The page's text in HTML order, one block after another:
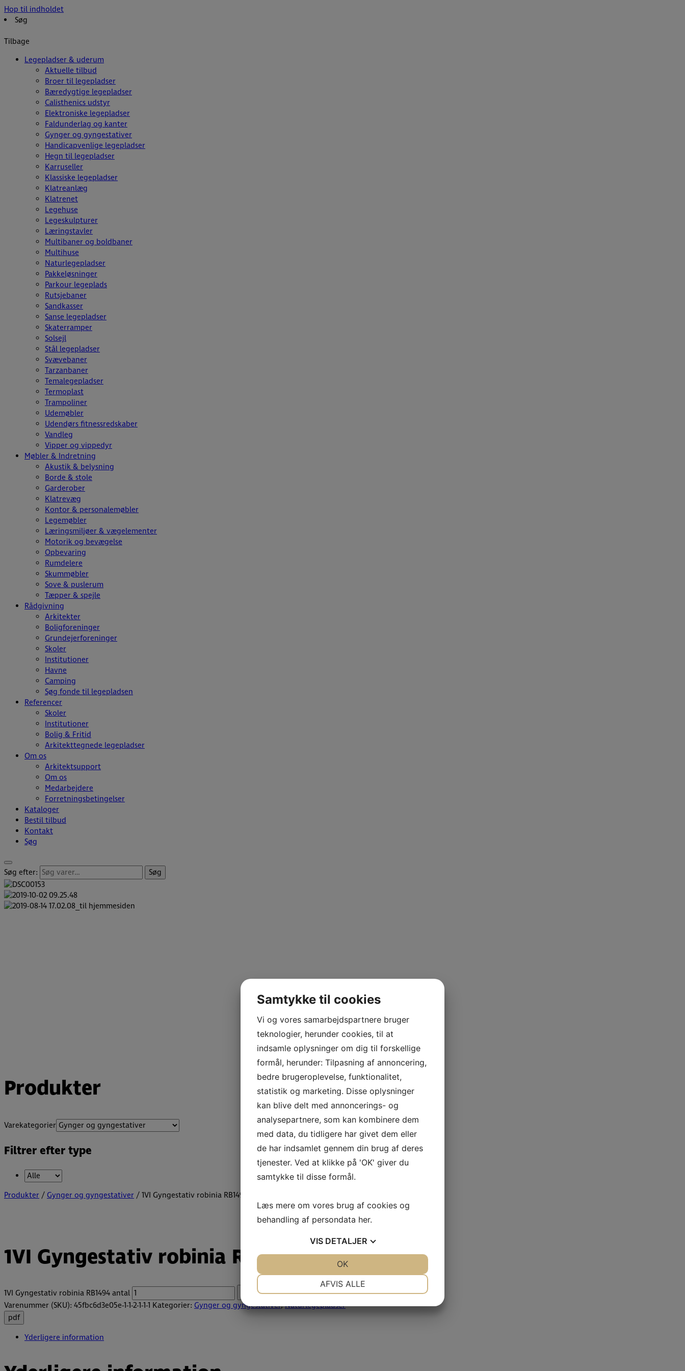
Hop til indholdet
Søg
Tilbage
Legepladser & uderum
Aktuelle tilbud
Broer til legepladser
Bæredygtige legepladser
Calisthenics udstyr
Elektroniske legepladser
Faldunderlag og kanter
Gynger og gyngestativer
Handicapvenlige legepladser
Hegn til legepladser
Karruseller
Klassiske legepladser
Klatreanlæg
Klatrenet
Legehuse
Legeskulpturer
Læringstavler
Multibaner og boldbaner
Multihuse
Naturlegepladser
Pakkeløsninger
Parkour legeplads
Rutsjebaner
Sandkasser
Sanse legepladser
Skaterramper
Solsejl
Stål legepladser
Svævebaner
Tarzanbaner
Temalegepladser
Termoplast
Trampoliner
Udemøbler
Udendørs fitnessredskaber
Vandleg
Vipper og vippedyr
Møbler & Indretning
Akustik & belysning
Borde & stole
Garderober
Klatrevæg
Kontor & personalemøbler
Legemøbler
Læringsmiljøer & vægelementer
Motorik og bevægelse
Opbevaring
Rumdelere
Skummøbler
Sove & puslerum
Tæpper & spejle
Rådgivning
Arkitekter
Boligforeninger
Grundejerforeninger
Skoler
Institutioner
Havne
Camping
Søg fonde til legepladsen
Referencer
Skoler
Institutioner
Bolig & Fritid
Arkitekttegnede legepladser
Om os
Arkitektsupport
Om os
Medarbejdere
Forretningsbetingelser
Kataloger
Bestil tilbud
Kontakt
Søg
Søg efter: Søg
Produkter
Varekategorier
Filtrer efter type
Produkter/Gynger og gyngestativer/ 1VI Gyngestativ robinia RB1494
1VI Gyngestativ robinia RB1494
1VI Gyngestativ robinia RB1494 antal
Tilføj til tilbudsliste
Varenummer (SKU): 45fbc6d3e05e-1-1-2-1-1-1 Kategorier: Gynger og gyngestativer,Naturlegepladser
pdf
Yderligere information
Samtykke til cookies
Vi og vores samarbejdspartnere bruger
teknologier, herunder cookies, til at
indsamle oplysninger om dig til forskellige
formål, herunder: Tilpasning af annoncering,
bedre brugeroplevelse, funktionalitet,
statistik og marketing. Disse oplysninger
kan blive delt med annoncerings- og
analysepartnere, som kan kombinere dem
med data, du tidligere har givet dem eller
de har indsamlet gennem din brug af deres
tjenester. Ved at klikke på 'OK' giver du
samtykke til disse formål.
Læs mere om vores brug af cookies og
behandling af persondata her.
VIS DETALJER
AFVIS ALLE
OK